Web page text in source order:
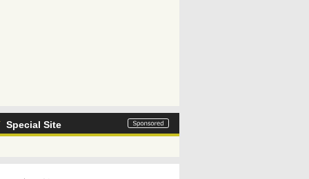
Special Site